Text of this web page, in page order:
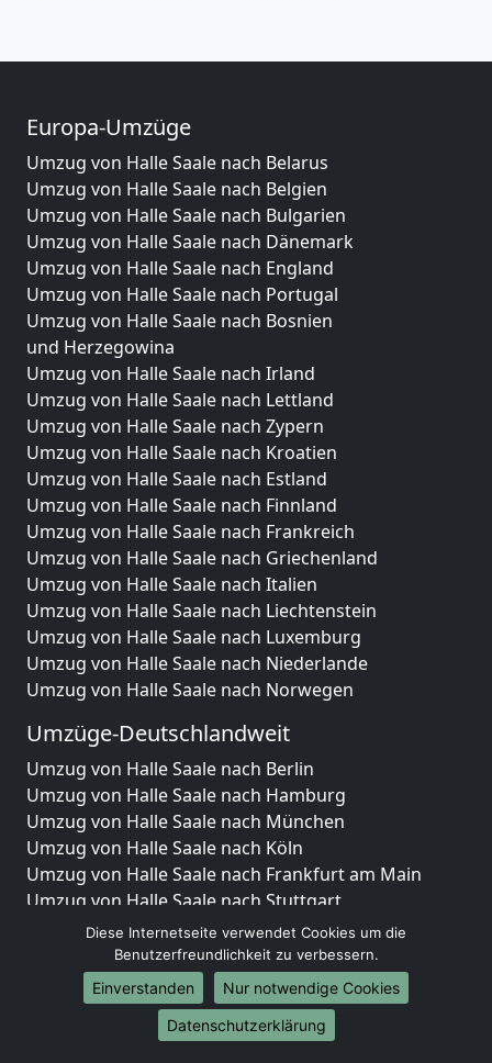
Europa-Umzüge
Umzug von Halle Saale nach Belarus
Umzug von Halle Saale nach Belgien
Umzug von Halle Saale nach Bulgarien
Umzug von Halle Saale nach Dänemark
Umzug von Halle Saale nach England
Umzug von Halle Saale nach Portugal
Umzug von Halle Saale nach Bosnien
und Herzegowina
Umzug von Halle Saale nach Irland
Umzug von Halle Saale nach Lettland
Umzug von Halle Saale nach Zypern
Umzug von Halle Saale nach Kroatien
Umzug von Halle Saale nach Estland
Umzug von Halle Saale nach Finnland
Umzug von Halle Saale nach Frankreich
Umzug von Halle Saale nach Griechenland
Umzug von Halle Saale nach Italien
Umzug von Halle Saale nach Liechtenstein
Umzug von Halle Saale nach Luxemburg
Umzug von Halle Saale nach Niederlande
Umzug von Halle Saale nach Norwegen
Umzüge-Deutschlandweit
Umzug von Halle Saale nach Berlin
Umzug von Halle Saale nach Hamburg
Umzug von Halle Saale nach München
Umzug von Halle Saale nach Köln
Umzug von Halle Saale nach Frankfurt am Main
Umzug von Halle Saale nach Stuttgart
Umzug von Halle Saale nach Düsseldorf
Umzug von Halle Saale nach Leipzig
Umzug von Halle Saale nach Dortmund
Umzug von Halle Saale nach Essen
Umzug von Halle Saale nach Bremen
Diese Internetseite verwendet Cookies um die
Benutzerfreundlichkeit zu verbessern.
Einverstanden
Nur notwendige Cookies
Datenschutzerklärung